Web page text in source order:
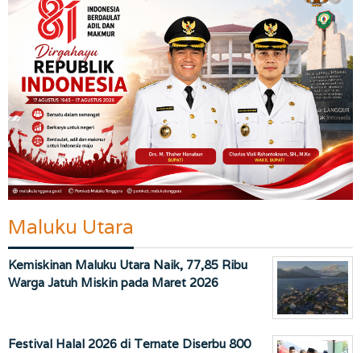
Maluku Utara
Kemiskinan Maluku Utara Naik, 77,85 Ribu
Warga Jatuh Miskin pada Maret 2026
Festival Halal 2026 di Ternate Diserbu 800